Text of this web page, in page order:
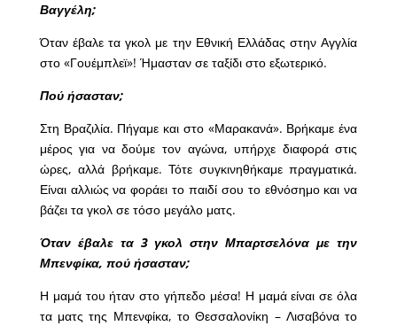
Βαγγέλη;
Όταν έβαλε τα γκολ με την Εθνική Ελλάδας στην Αγγλία
στο «Γουέμπλεϊ»! Ήμασταν σε ταξίδι στο εξωτερικό.
Πού ήσασταν;
Στη Βραζιλία. Πήγαμε και στο «Μαρακανά». Βρήκαμε ένα
μέρος για να δούμε τον αγώνα, υπήρχε διαφορά στις
ώρες, αλλά βρήκαμε. Τότε συγκινηθήκαμε πραγματικά.
Είναι αλλιώς να φοράει το παιδί σου το εθνόσημο και να
βάζει τα γκολ σε τόσο μεγάλο ματς.
Όταν έβαλε τα 3 γκολ στην Μπαρτσελόνα με την
Μπενφίκα, πού ήσασταν;
Η μαμά του ήταν στο γήπεδο μέσα! Η μαμά είναι σε όλα
τα ματς της Μπενφίκα, το Θεσσαλονίκη – Λισαβόνα το